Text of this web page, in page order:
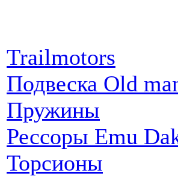
Trailmotors
Подвеска Old
Пружины
Рессоры Emu
Торсионы